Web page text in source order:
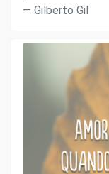
Gilberto Gil